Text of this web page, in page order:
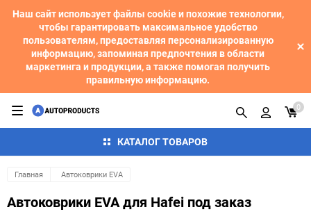
Наш сайт использует файлы cookie и похожие технологии,
чтобы гарантировать максимальное удобство
пользователям, предоставляя персонализированную
информацию, запоминая предпочтения в области
маркетинга и продукции, а также помогая получить
правильную информацию.
КАТАЛОГ ТОВАРОВ
0
Главная Автоковрики EVA
Автоковрики EVA для Hafei под заказ